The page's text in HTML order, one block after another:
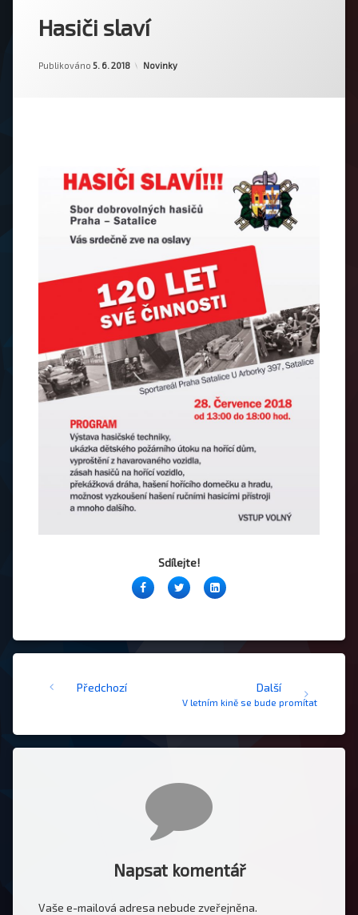
Hasiči slaví
Publikováno 5. 6. 2018 Kategorie:
Novinky
Sdílejte!
FacebookTwitterLinkedIn
Čtěte dálPředchozí Další
V letním kině se bude promítat film dvě
Napsat komentář
Vaše e-mailová adresa nebude zveřejněna.